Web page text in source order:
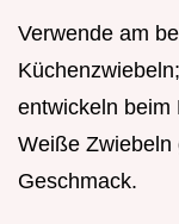
Verwende am
entwickeln beim
Weiße Zwiebeln
Geschmack.